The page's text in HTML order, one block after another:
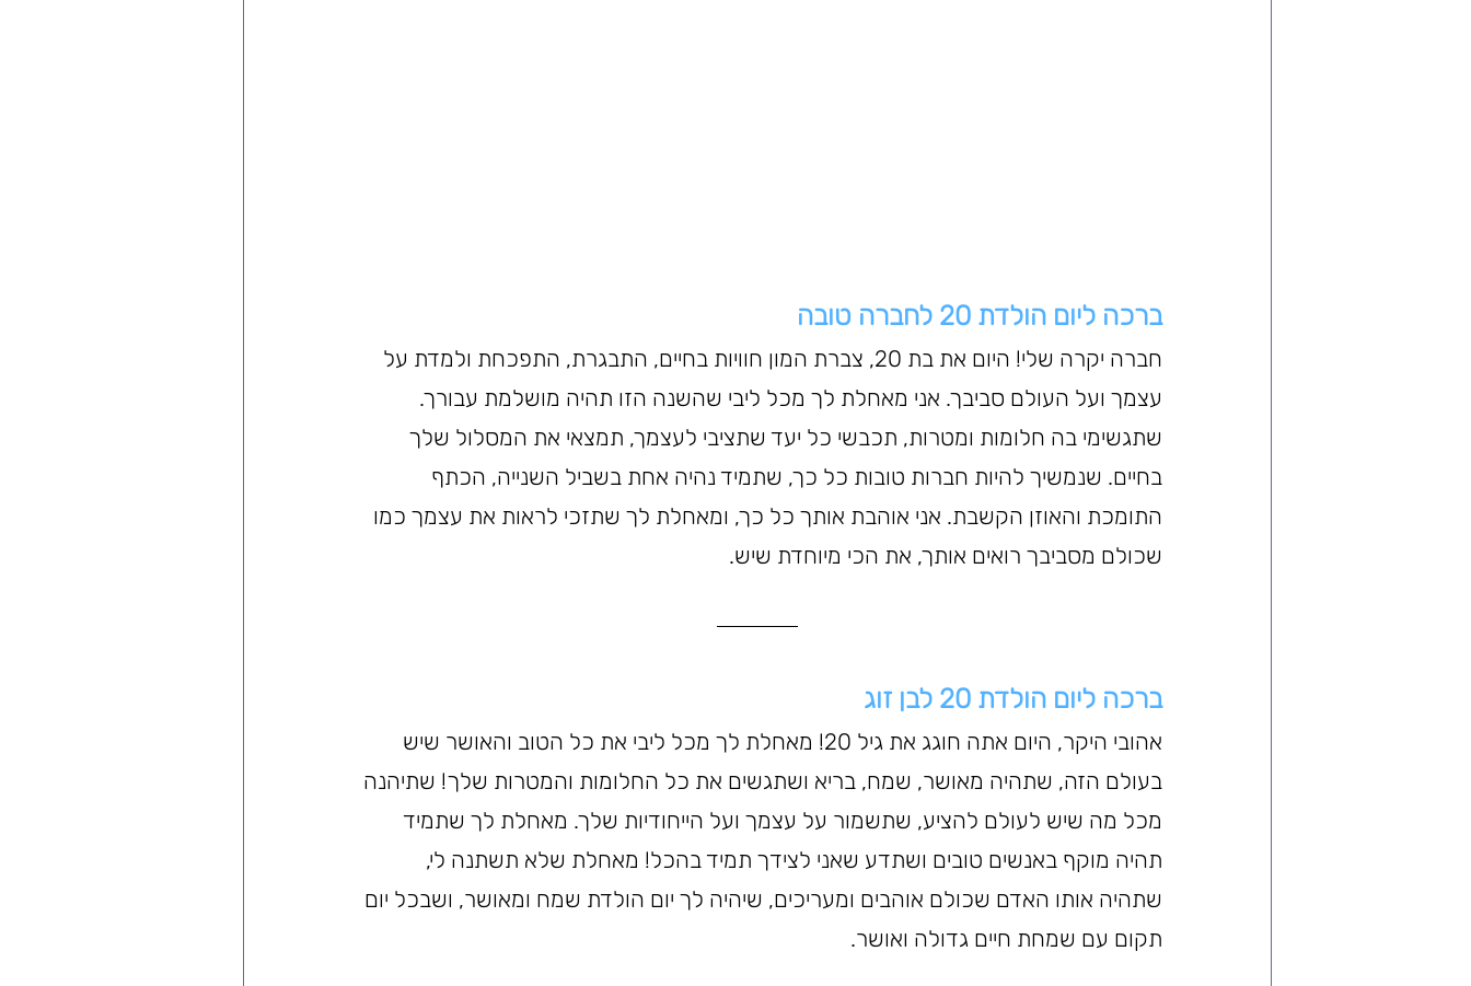
ברכה ליום הולדת 20 לחברה טובה
חברה יקרה שלי! היום את בת 20, צברת המון חוויות בחיים, התבגרת, התפכחת ולמדת על
עצמך ועל העולם סביבך. אני מאחלת לך מכל ליבי שהשנה הזו תהיה מושלמת עבורך.
שתגשימי בה חלומות ומטרות, תכבשי כל יעד שתציבי לעצמך, תמצאי את המסלול שלך
בחיים. שנמשיך להיות חברות טובות כל כך, שתמיד נהיה אחת בשביל השנייה, הכתף
התומכת והאוזן הקשבת. אני אוהבת אותך כל כך, ומאחלת לך שתזכי לראות את עצמך כמו
שכולם מסביבך רואים אותך, את הכי מיוחדת שיש.
ברכה ליום הולדת 20 לבן זוג
אהובי היקר, היום אתה חוגג את גיל 20! מאחלת לך מכל ליבי את כל הטוב והאושר שיש
בעולם הזה, שתהיה מאושר, שמח, בריא ושתגשים את כל החלומות והמטרות שלך! שתיהנה
מכל מה שיש לעולם להציע, שתשמור על עצמך ועל הייחודיות שלך. מאחלת לך שתמיד
תהיה מוקף באנשים טובים ושתדע שאני לצידך תמיד בהכל! מאחלת שלא תשתנה לי,
שתהיה אותו האדם שכולם אוהבים ומעריכים, שיהיה לך יום הולדת שמח ומאושר, ושבכל יום
תקום עם שמחת חיים גדולה ואושר.